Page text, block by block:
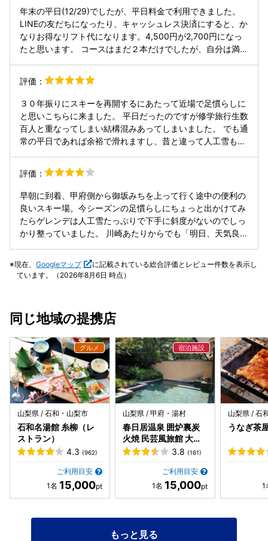
ので要注意が必要ですが、楽しそうに遊んでいました。 ノー
マルタイヤの車が目立ちましたが、 スキー場なので最低限ス
タッドレスは履いて欲しいと思いました。
年末の平日(12/29)でしたが、平日料金で利用できました。
LINEの友だちになったり、キャッシュレス決済にすると、か
なりお得なリフト代になります。4,500円が2,700円になっ
たと思います。 コースはまだ２本だけでしたが、自分は満足
ボーコースも1回転んだだけで済みました(^^) どちらも小さ
なお子様を連れたご家族での利用が多く、スキースノボが達
者な方も優しい滑りをしてくれてたように思いました。まぁ
まぁ滑れる人は覚悟を決めて、子どもにはぶつからないよう
心とスピードには余裕を持って滑った方が良いかと思いま
す。 ファンスキー(ショートスキー)を使用している方は板と
ブーツを繋ぐワイヤーが無いと係員さんに注意を受けるので
思います。 食堂もスキー場にしてはリーズナブルな方かな。
な？大人の腕力は必要かも。 静岡市からでしたが、快晴だっ
たのもあり、雪対策は無しにサマータイヤで一応行けまし
た。でも用心や準備はあった方が良いと思います。 14時く
らいには山の影で暗くなり始めます。照明もあるので特に問
題はないです。
評価：
３０年振りにスキーを再開するにあたって近場で足慣らしに
と思いこちらに来ました。 平日だったのですが修学旅行生数
百人と重なってしまい結構混みあってしまいました。 でも通
常の平日であれば余裕で滑れますし、昔と違って人工雪も雪
ッシュレスなら40%オフになり、レストランもスキー場とし
ては良心的な価格で、スタッフの皆さんも親切で大変満足で
した。
評価：
早朝に到着、甲府側から御坂みちを上って行く途中の便利の
良いスキー場。今シーズンの足慣らしにちょっと出かけてみ
たらゲレンデは人工雪たっぷりで下手に斜度がないのでしっ
かり整っていました。 川崎あたりからでも「明日、天気良さ
現在、 Googleマップ
に記載されている総合評価とレビュー件数を表示し
ています。（2026年8月6日 時点）
同じ地域の提携店
山梨県 / 石和・山梨市
石和名湯館 糸柳（レ
ストラン）
4.3 (962)
ご利用目安
15,000
山梨県 / 甲府・湯村
春日居温泉 囲炉裏炭
火焼 民芸風旅館 大棟
苑
3.8 (161)
ご利用目安
15,000
山梨県 / 石
うなぎ茶
もっと見る